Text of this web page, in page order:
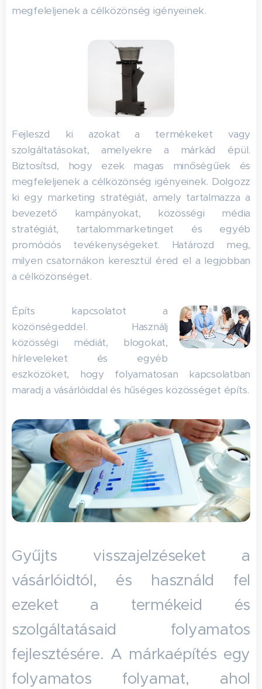
megfeleljenek a célközönség igényeinek.
Fejleszd ki azokat a termékeket vagy
szolgáltatásokat, amelyekre a márkád épül.
Biztosítsd, hogy ezek magas minőségűek és
megfeleljenek a célközönség igényeinek. Dolgozz
ki egy marketing stratégiát, amely tartalmazza a
bevezető kampányokat, közösségi média
stratégiát, tartalommarketinget és egyéb
promóciós tevékenységeket. Határozd meg,
milyen csatornákon keresztül éred el a legjobban
a célközönséget.
Építs kapcsolatot a
közönségeddel. Használj
közösségi médiát, blogokat,
hírleveleket és egyéb
eszközöket, hogy folyamatosan kapcsolatban
maradj a vásárlóiddal és hűséges közösséget építs.
Gyűjts visszajelzéseket a
vásárlóidtól, és használd fel
ezeket a termékeid és
szolgáltatásaid folyamatos
fejlesztésére. A márkaépítés egy
folyamatos folyamat, ahol